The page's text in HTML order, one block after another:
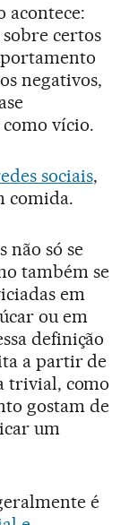
acontece:
certos
negativos,
vício.
sociais,
comida.
não só se
também se
em
ou em
definição
a partir de
trivial, como
gostam de
um
é